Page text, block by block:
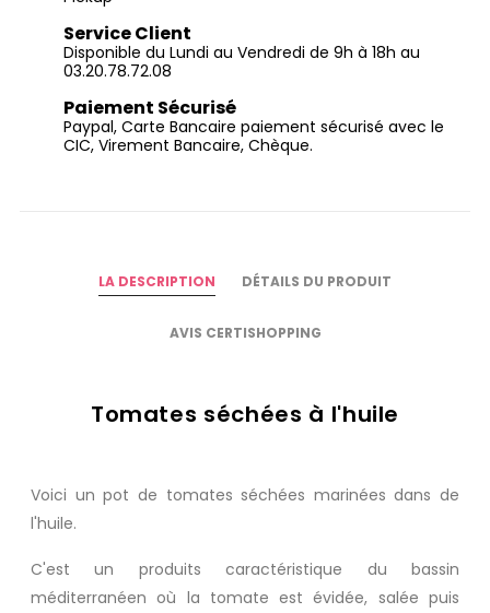
Service Client
Disponible du Lundi au Vendredi de 9h à 18h au
03.20.78.72.08
Paiement Sécurisé
Paypal, Carte Bancaire paiement sécurisé avec le
CIC, Virement Bancaire, Chèque.
LA DESCRIPTION DÉTAILS DU PRODUIT
AVIS CERTISHOPPING
Tomates séchées à l'huile
Voici un pot de tomates séchées marinées dans de
l'huile.
C'est un produits caractéristique du bassin
méditerranéen où la tomate est évidée, salée puis